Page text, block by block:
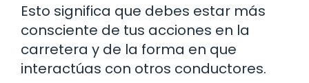
Esto significa que debes estar más
consciente de tus acciones en la
carretera y de la forma en que
interactúas con otros conductores.